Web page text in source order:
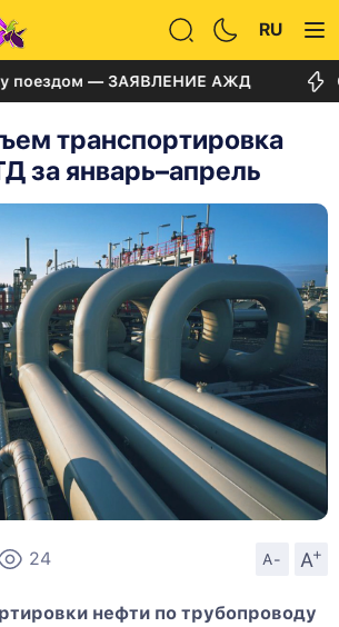
RU
— ЗАЯВЛЕНИЕ АЖД Суд
транспортировка
за январь–апрель
24 A- A
+
нефти по трубопроводу